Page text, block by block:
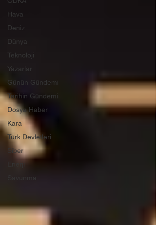
Hava
Deniz
Dünya
Teknoloji
Yazarlar
Günün Gündemi
Tarihin Gündemi
Dosya Haber
Kara
Türk Devletleri
Siber
Savunma